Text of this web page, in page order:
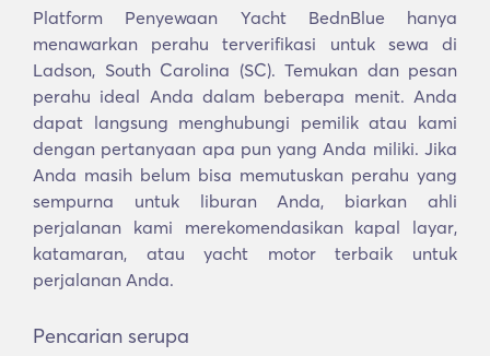
Platform Penyewaan Yacht BednBlue hanya
menawarkan perahu terverifikasi untuk sewa di
Ladson, South Carolina (SC). Temukan dan pesan
perahu ideal Anda dalam beberapa menit. Anda
dapat langsung menghubungi pemilik atau kami
dengan pertanyaan apa pun yang Anda miliki. Jika
Anda masih belum bisa memutuskan perahu yang
sempurna untuk liburan Anda, biarkan ahli
perjalanan kami merekomendasikan kapal layar,
katamaran, atau yacht motor terbaik untuk
perjalanan Anda.
Pencarian serupa